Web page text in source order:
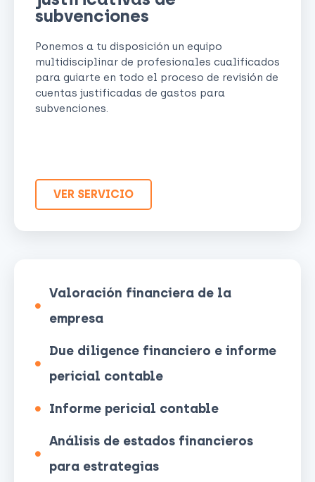
subvenciones
Ponemos a tu disposición un equipo
multidisciplinar de profesionales cualificados
para guiarte en todo el proceso de revisión de
cuentas justificadas de gastos para
subvenciones.
VER SERVICIO
Valoración financiera de la
empresa
Due diligence financiero e informe
pericial contable
Informe pericial contable
Análisis de estados financieros
para estrategias